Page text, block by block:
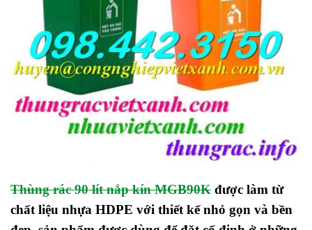
Thùng rác 90 lít nắp kín MGB90K được làm từ
chất liệu nhựa HDPE với thiết kế nhỏ gọn và bền